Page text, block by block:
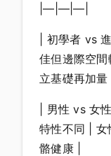
|—|—|—|
| 初學者 vs
佳但邊際空
立基礎再加量 |
| 男性 vs 女
特性不同 | 女
骼健康 |